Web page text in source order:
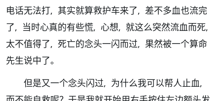
电话无法打, 其实就算救护车来了, 差不多血也流完
了, 当时心真的有些慌, 心想, 就这么突然流血而死,
太不值得了, 死亡的念头一闪而过, 果然被一个算命
先生说中了。
但是又一个念头闪过, 为什么我可以帮人止血,